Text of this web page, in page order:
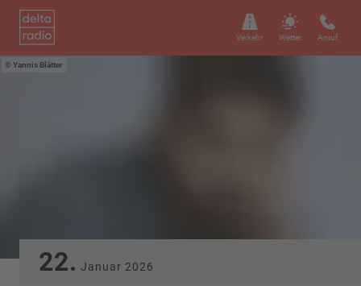
Verkehr Wetter Anruf
Yannis Blätter
22. Januar 2026